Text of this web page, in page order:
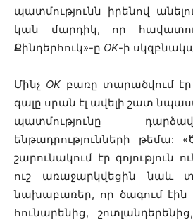
պատմությունն իրենով
կան մարդիկ, որ
Քինդերհուկ»-ը OK-ի
Մինչ OKբառը տարածվում
գալը սրան էլ ավելի շատ
պատմությունը
ենթադրությունների թեմա:
շարունակում էր գոյություն
ուշ առաջարկվեցին նաև
նախաբառեր, որ ծագում էին
հունարենից,